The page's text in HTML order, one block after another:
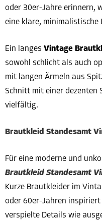
oder 30er-Jahre erinnern,
eine klare, minimalistische
Ein langes Vintage
sowohl schlicht als auch
mit langen Ärmeln aus
Schnitt mit einer dezenten
vielfältig.
Brautkleid Standesamt
Für eine moderne und
Brautkleid Standesamt
Kurze Brautkleider im
oder 60er-Jahren inspiriert
verspielte Details wie